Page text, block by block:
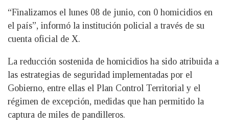
“Finalizamos el lunes 08 de junio, con 0 homicidios en
el país”, informó la institución policial a través de su
cuenta oficial de X.
La reducción sostenida de homicidios ha sido atribuida a
las estrategias de seguridad implementadas por el
Gobierno, entre ellas el Plan Control Territorial y el
régimen de excepción, medidas que han permitido la
captura de miles de pandilleros.